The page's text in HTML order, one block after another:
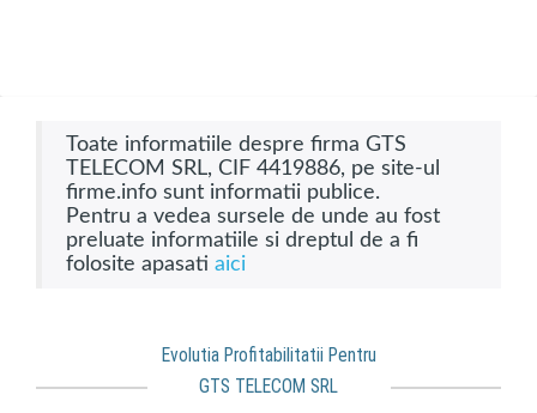
Toate informatiile despre firma GTS
TELECOM SRL, CIF 4419886, pe site-ul
firme.info sunt informatii publice.
Pentru a vedea sursele de unde au fost
preluate informatiile si dreptul de a fi
folosite apasati aici
Evolutia Profitabilitatii Pentru
GTS TELECOM SRL